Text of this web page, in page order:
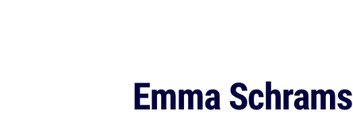
Emma Schrams